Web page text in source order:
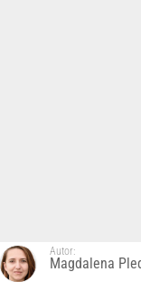
Autor:
Magdalena